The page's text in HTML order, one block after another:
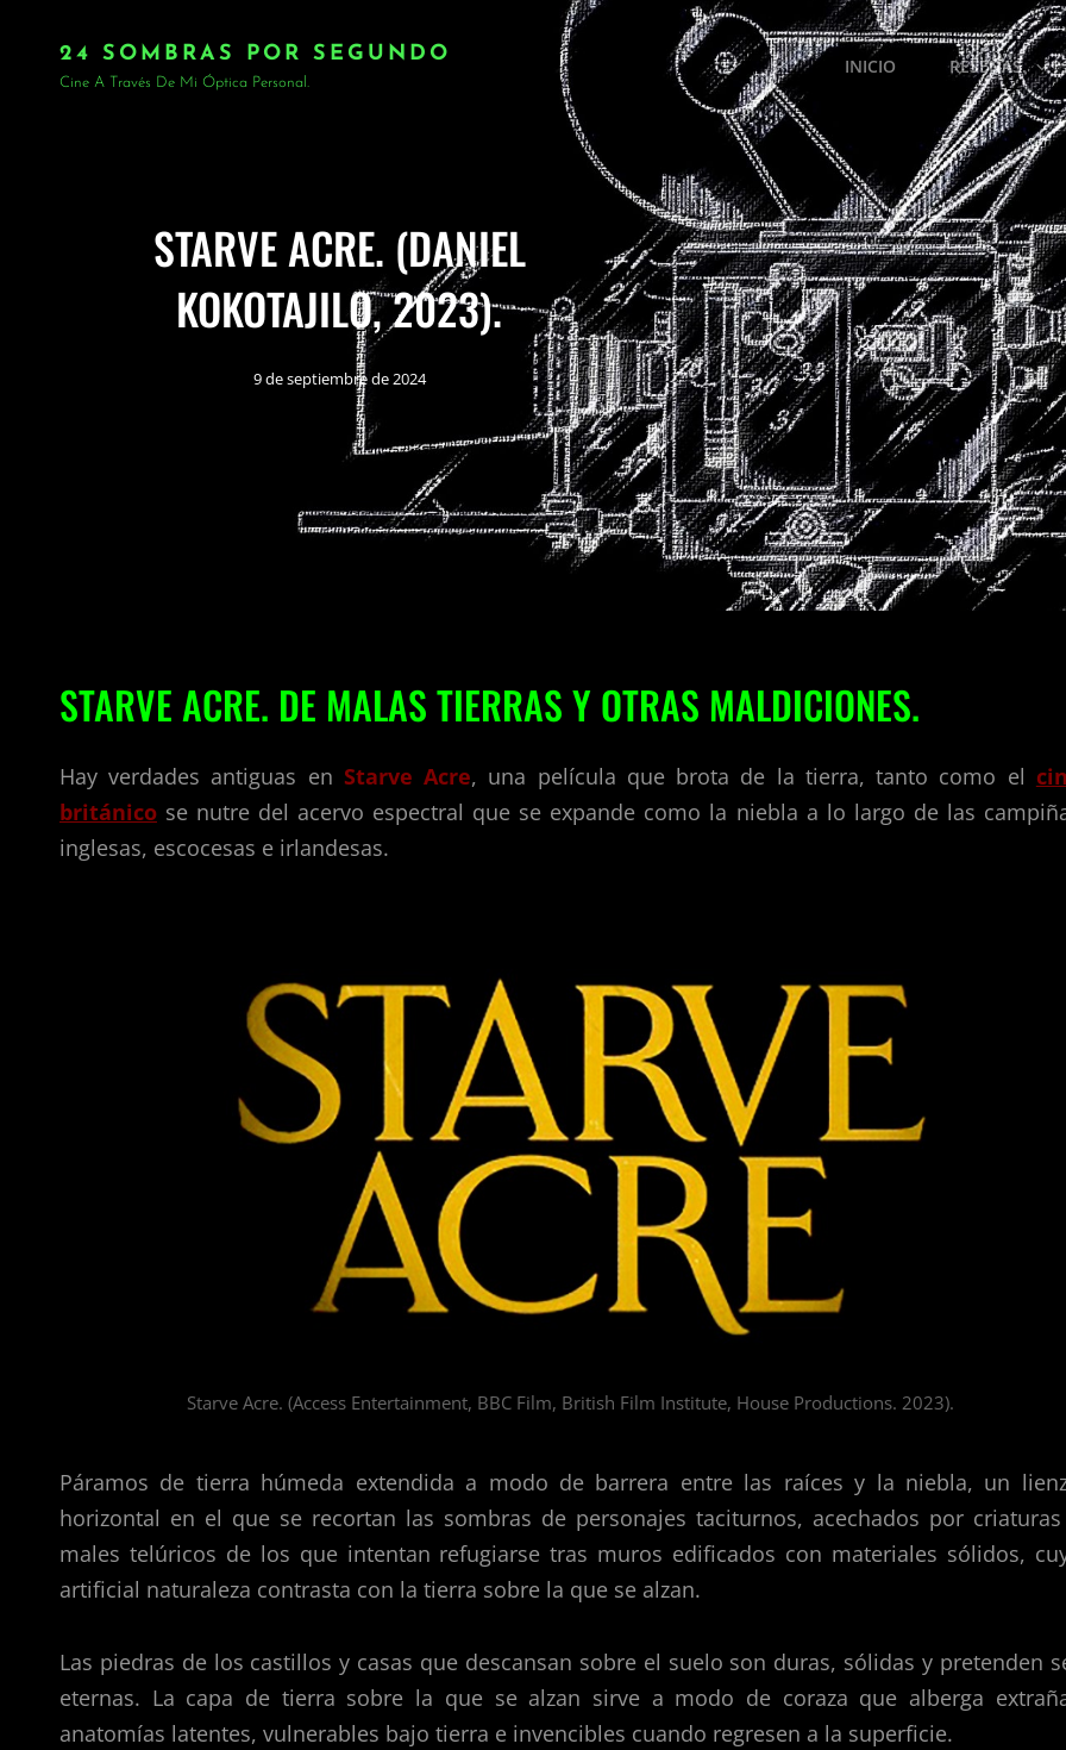
24 SOMBRAS POR SEGUNDO
Cine A Través De Mi Óptica Personal.
INICIO RESEÑAS.
STARVE ACRE. (DANIEL
KOKOTAJILO, 2023).
9 de septiembre de 2024
STARVE ACRE. DE MALAS TIERRAS Y OTRAS MALDICIONES.
Hay verdades antiguas en Starve Acre, una película que brota de la tierra, tanto como el
británico se nutre del acervo espectral que se expande como la niebla a lo largo de las
inglesas, escocesas e irlandesas.
Starve Acre. (Access Entertainment, BBC Film, British Film Institute, House Productions. 2023).
Páramos de tierra húmeda extendida a modo de barrera entre las raíces y la niebla, un
horizontal en el que se recortan las sombras de personajes taciturnos, acechados por
males telúricos de los que intentan refugiarse tras muros edificados con materiales sólidos,
artificial naturaleza contrasta con la tierra sobre la que se alzan.
Las piedras de los castillos y casas que descansan sobre el suelo son duras, sólidas y pretenden
eternas. La capa de tierra sobre la que se alzan sirve a modo de coraza que alberga
anatomías latentes, vulnerables bajo tierra e invencibles cuando regresen a la superficie.